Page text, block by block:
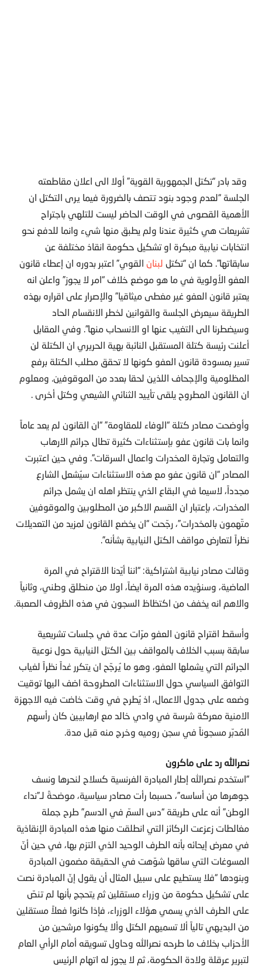
وقد بادر “تكتل الجمهورية القوية” أولا الى اعلان مقاطعته
الجلسة “لعدم وجود بنود تتصف بالضرورة فيما يرى التكتل ان
الأهمية القصوى في الوقت الحاضر ليست للتلهي باجتراح
تشريعات هي كثيرة عندنا ولم يطبق منها شيء وانما للدفع نحو
انتخابات نيابية مبكرة او تشكيل حكومة انقاذ مختلفة عن
سابقاتها”. كما ان “تكتل لبنان القوي” اعتبر بدوره ان إعطاء قانون
العفو الأولوية في ما هو موضع خلاف “امر لا يجوز” واعلن انه
يعتبر قانون العفو غير مغطى ميثاقيا” والإصرار على اقراره بهذه
الطريقة سيعرض الجلسة والقوانين لخطر الانقسام الحاد
وسيضطرنا الى التغيب عنها او الانسحاب منها”. وفي المقابل
أعلنت رئيسة كتلة المستقبل النائبة بهية الحريري ان الكتلة لن
تسير بمسودة قانون العفو كونها لا تحقق مطلب الكتلة برفع
المظلومية والإجحاف اللذين لحقا بعدد من الموقوفين. ومعلوم
ان القانون المطروح يلقى تأييد الثنائي الشيعي وكتل أخرى .
وأوضحت مصادر كتلة “الوفاء للمقاومة” “ان القانون لم يعد عاماً
وانما بات قانون عفو بإستثناءات كثيرة تطال جرائم الارهاب
والتعامل وتجارة المخدرات واعمال السرقات”. وفي حين اعتبرت
المصادر “ان قانون عفو مع هذه الاستثناءات سيُشعل الشارع
مجدداً، لاسيما في البقاع الذي ينتظر اهله ان يشمل جرائم
المخدرات، بإعتبار ان القسم الاكبر من المطلوبين والموقوفين
متّهمون بالمخدرات”، رجّحت “ان يخضع القانون لمزيد من التعديلات
نظراً لتعارض مواقف الكتل النيابية بشأنه”.
وقالت مصادر نيابية اشتراكية: “اننا أيّدنا الاقتراح في المرة
الماضية، وسنؤيده هذه المرة ايضاً، اولا من منطلق وطني، وثانياً
والاهم انه يخفف من اكتظاظ السجون في هذه الظروف الصعبة.
وأسقط اقتراح قانون العفو مرّات عدة في جلسات تشريعية
سابقة بسبب الخلاف بالمواقف بين الكتل النيابية حول نوعية
الجرائم التي يشملها العفو، وهو ما يُرجّح ان يتكرر غداً نظراً لغياب
التوافق السياسي حول الاستثناءات المطروحة اضف اليها توقيت
وضعه على جدول الاعمال، اذ يُطرح في وقت خاضت فيه الاجهزة
الامنية معركة شرسة في وادي خالد مع ارهابيين كان رأسهم
المُدبّر مسجوناً في سجن روميه وخرج منه قبل مدة.
نصرالله رد على ماكرون
“استخدم نصرالله إطار المبادرة الفرنسية كسلاح لنحرها ونسف
جوهرها من أساسه”، حسبما رأت مصادر سياسية، موضحةً لـ”نداء
الوطن” أنه على طريقة “دس السمّ في الدسم” طرح جملة
مغالطات زعزعت الركائز التي انطلقت منها هذه المبادرة الإنقاذية
في معرض إيحائه بأنه الطرف الوحيد الذي التزم بها، في حين أنّ
المسوغات التي ساقها شوّهت في الحقيقة مضمون المبادرة
وبنودها “فلا يستطيع على سبيل المثال أن يقول إنّ المبادرة نصت
على تشكيل حكومة من وزراء مستقلين ثم يتحجج بأنها لم تنصّ
على الطرف الذي يسمي هؤلاء الوزراء، فإذا كانوا فعلاً مستقلين
من البديهي تالياً ألا تسميهم الكتل وألا يكونوا مرشحين من
الأحزاب بخلاف ما طرحه نصرالله وحاول تسويقه أمام الرأي العام
لتبرير عرقلة ولادة الحكومة، ثم لا يجوز له اتهام الرئيس